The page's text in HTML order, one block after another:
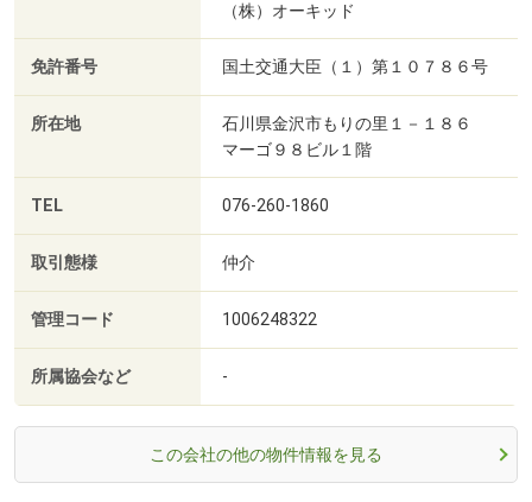
（株）オーキッド
免許番号 国土交通大臣（１）第１０７８６号
所在地
石川県金沢市もりの里１－１８６
マーゴ９８ビル１階
TEL 076-260-1860
取引態様 仲介
管理コード 1006248322
所属協会など -
この会社の他の物件情報を見る